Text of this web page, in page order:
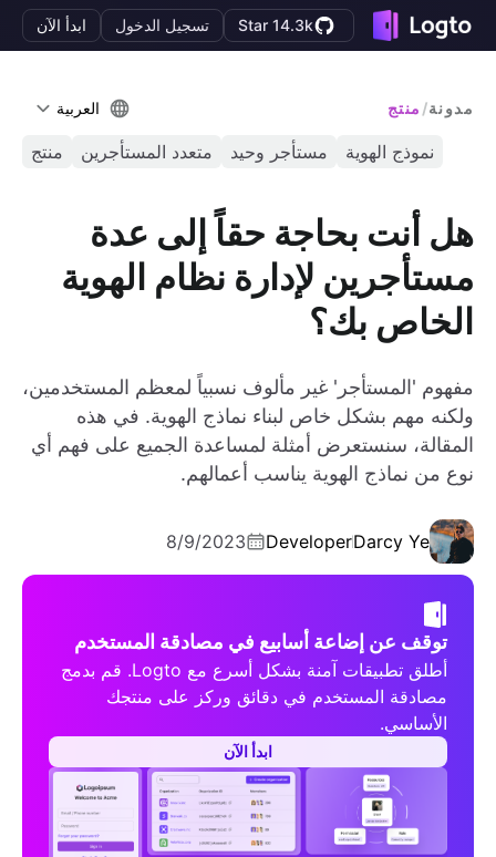
Star 14.3k تسجيل الدخول ابدأ الآن
مدونة/ منتج العربية
نموذج الهوية مستأجر وحيد متعدد المستأجرين منتج
هل أنت بحاجة حقاً إلى عدة
مستأجرين لإدارة نظام الهوية
الخاص بك؟
مفهوم 'المستأجر' غير مألوف نسبياً لمعظم المستخدمين،
ولكنه مهم بشكل خاص لبناء نماذج الهوية. في هذه
المقالة، سنستعرض أمثلة لمساعدة الجميع على فهم أي
نوع من نماذج الهوية يناسب أعمالهم.
Darcy Ye
Developer
8/9/2023
توقف عن إضاعة أسابيع في مصادقة المستخدم
أطلق تطبيقات آمنة بشكل أسرع مع Logto. قم بدمج
مصادقة المستخدم في دقائق وركز على منتجك
الأساسي.
ابدأ الآن